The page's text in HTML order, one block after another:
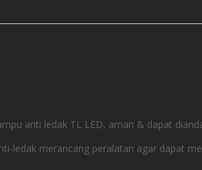
anti ledak TL LED, aman & dapat
ledak merancang peralatan agar dapat